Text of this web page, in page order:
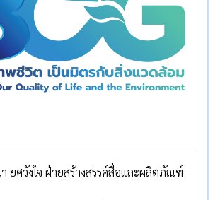
า ยศวังใจ ฝ่ายสร้างสรรค์สื่อและผลิตภัณฑ์